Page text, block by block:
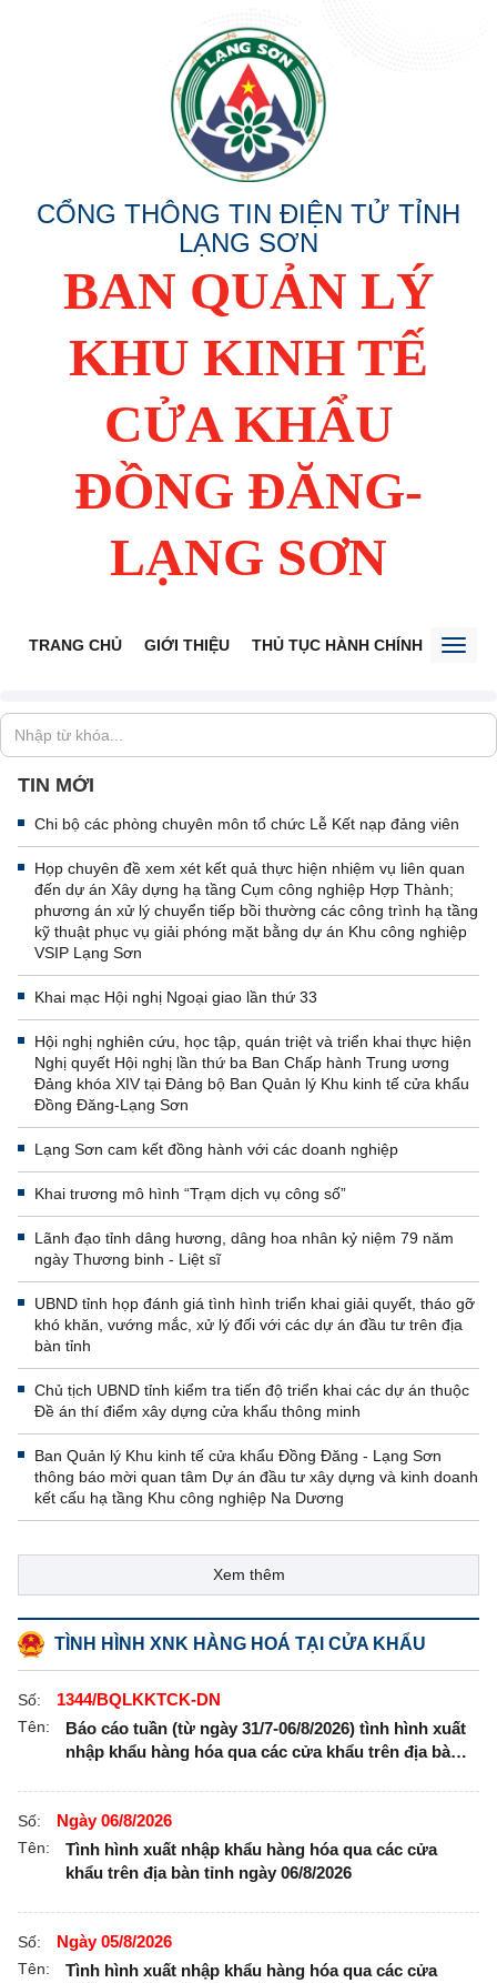
CỔNG THÔNG TIN ĐIỆN TỬ TỈNH
LẠNG SƠN
BAN QUẢN LÝ
KHU KINH TẾ
CỬA KHẨU
ĐỒNG ĐĂNG-
LẠNG SƠN
TRANG CHỦ GIỚI THIỆU THỦ TỤC HÀNH CHÍNH TIẾP
TIN MỚI
Chi bộ các phòng chuyên môn tổ chức Lễ Kết nạp đảng viên
Họp chuyên đề xem xét kết quả thực hiện nhiệm vụ liên quan
đến dự án Xây dựng hạ tầng Cụm công nghiệp Hợp Thành;
phương án xử lý chuyển tiếp bồi thường các công trình hạ tầng
kỹ thuật phục vụ giải phóng mặt bằng dự án Khu công nghiệp
VSIP Lạng Sơn
Khai mạc Hội nghị Ngoại giao lần thứ 33
Hội nghị nghiên cứu, học tập, quán triệt và triển khai thực hiện
Nghị quyết Hội nghị lần thứ ba Ban Chấp hành Trung ương
Đảng khóa XIV tại Đảng bộ Ban Quản lý Khu kinh tế cửa khẩu
Đồng Đăng-Lạng Sơn
Lạng Sơn cam kết đồng hành với các doanh nghiệp
Khai trương mô hình “Trạm dịch vụ công số”
Lãnh đạo tỉnh dâng hương, dâng hoa nhân kỷ niệm 79 năm
ngày Thương binh - Liệt sĩ
UBND tỉnh họp đánh giá tình hình triển khai giải quyết, tháo gỡ
khó khăn, vướng mắc, xử lý đối với các dự án đầu tư trên địa
bàn tỉnh
Chủ tịch UBND tỉnh kiểm tra tiến độ triển khai các dự án thuộc
Đề án thí điểm xây dựng cửa khẩu thông minh
Ban Quản lý Khu kinh tế cửa khẩu Đồng Đăng - Lạng Sơn
thông báo mời quan tâm Dự án đầu tư xây dựng và kinh doanh
kết cấu hạ tầng Khu công nghiệp Na Dương
Xem thêm
TÌNH HÌNH XNK HÀNG HOÁ TẠI CỬA KHẨU
Số: 1344/BQLKKTCK-DN
Tên:
Báo cáo tuần (từ ngày 31/7-06/8/2026) tình hình xuất
nhập khẩu hàng hóa qua các cửa khẩu trên địa bàn
Số: Ngày 06/8/2026
Tên:
Tình hình xuất nhập khẩu hàng hóa qua các cửa
khẩu trên địa bàn tỉnh ngày 06/8/2026
Số: Ngày 05/8/2026
Tên:
Tình hình xuất nhập khẩu hàng hóa qua các cửa